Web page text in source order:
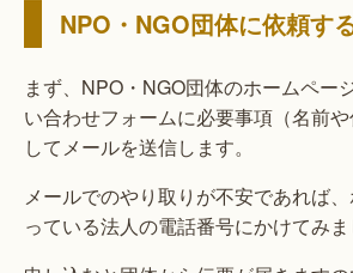
NPO・NGO団体に依頼す
まず、NPO・NGO団体のホームペー
い合わせフォームに必要事項（名前
してメールを送信します。
メールでのやり取りが不安であれば
っている法人の電話番号にかけてみま